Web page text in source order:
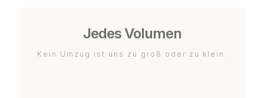
Jedes Volumen
Kein Umzug ist uns zu groß oder zu klein.